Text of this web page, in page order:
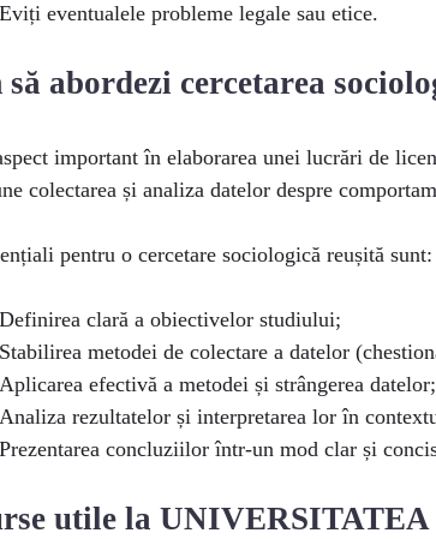
Eviți eventualele probleme legale sau etice.
să abordezi cercetarea
important în elaborarea unei lucrări de
colectarea și analiza datelor despre
pentru o cercetare sociologică reușită sunt:
Definirea clară a obiectivelor studiului;
Stabilirea metodei de colectare a datelor
Aplicarea efectivă a metodei și strângerea datelor;
Analiza rezultatelor și interpretarea lor în
Prezentarea concluziilor într-un mod clar și
utile la